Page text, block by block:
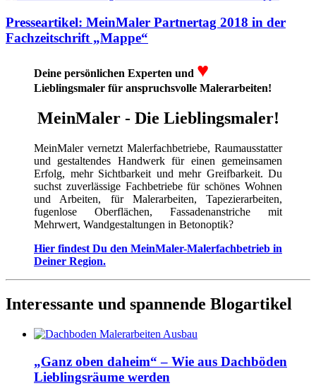
Presseartikel: MeinMaler Partnertag 2018 in der
Fachzeitschrift „Mappe“
Deine persönlichen Experten und ♥
Lieblingsmaler für anspruchsvolle Malerarbeiten!
MeinMaler - Die Lieblingsmaler!
MeinMaler vernetzt Malerfachbetriebe, Raumausstatter
und gestaltendes Handwerk für einen gemeinsamen
Erfolg, mehr Sichtbarkeit und mehr Greifbarkeit. Du
suchst zuverlässige Fachbetriebe für schönes Wohnen
und Arbeiten, für Malerarbeiten, Tapezierarbeiten,
fugenlose Oberflächen, Fassadenanstriche mit
Mehrwert, Wandgestaltungen in Betonoptik?
Hier findest Du den MeinMaler-Malerfachbetrieb in
Deiner Region.
Interessante und spannende Blogartikel
„Ganz oben daheim“ – Wie aus Dachböden
Lieblingsräume werden